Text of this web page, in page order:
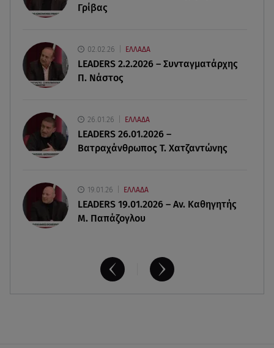
τρία μέλη οικογένειας
Αλεξάνδρα Νίκα: Η... χρυσή ώρα στο σκάφος με
την καλύτερη παρέα!
Πόρτο Ράφτη: Bίντεο Ντοκουμέντο Από Το
Θανατηφόρο Τροχαίο
Γρίβας
02.02.26 ΕΛΛΑΔΑ
LEADERS 2.2.2026 – Συνταγματάρχης
Π. Νάστος
26.01.26 ΕΛΛΑΔΑ
LEADERS 26.01.2026 –
Βατραχάνθρωπος Τ. Χατζαντώνης
19.01.26 ΕΛΛΑΔΑ
LEADERS 19.01.2026 – Αν. Καθηγητής
Μ. Παπάζογλου